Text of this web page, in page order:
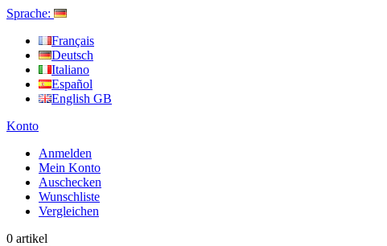
Sprache:
Français
Deutsch
Italiano
Español
English GB
Konto
Anmelden
Mein Konto
Auschecken
Wunschliste
Vergleichen
0 artikel